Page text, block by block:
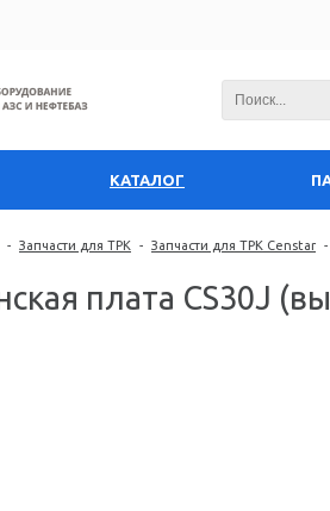
КАТАЛОГ
- Запчасти для ТРК - Запчасти для ТРК Censtar -
плата CS30J